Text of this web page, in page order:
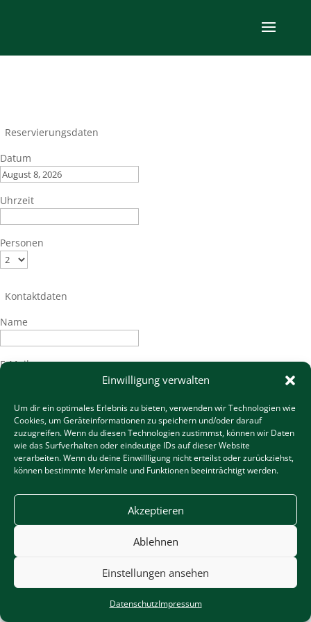
Einwilligung verwalten
Um dir ein optimales Erlebnis zu bieten, verwenden wir Technologien wie
Cookies, um Geräteinformationen zu speichern und/oder darauf
zuzugreifen. Wenn du diesen Technologien zustimmst, können wir Daten
wie das Surfverhalten oder eindeutige IDs auf dieser Website
verarbeiten. Wenn du deine Einwillligung nicht erteilst oder zurückziehst,
können bestimmte Merkmale und Funktionen beeinträchtigt werden.
Akzeptieren
Ablehnen
Einstellungen ansehen
DatenschutzImpressum
Reservierungsdaten
Datum
Uhrzeit
Personen
Kontaktdaten
Name
E-Mail
Telefonnummer
Nachricht hinzufügen
Impressum|Datenschutz